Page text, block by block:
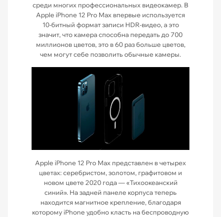
среди многих профессиональных видеокамер. В
Apple iPhone 12 Pro Max впервые используется
10‑битный формат записи HDR‑видео, а это
значит, что камера способна передать до 700
миллионов цветов, это в 60 раз больше цветов,
чем могут себе позволить обычные камеры.
Apple iPhone 12 Pro Max представлен в четырех
цветах: серебристом, золотом, графитовом и
новом цвете 2020 года — «Тихоокеанский
синий». На задней панеле корпуса теперь
находится магнитное крепление, благодаря
которому iPhone удобно класть на беспроводную